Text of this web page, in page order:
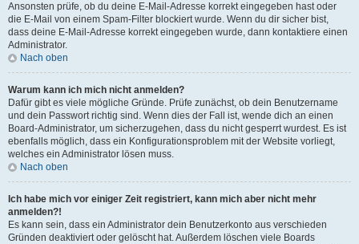
Ansonsten prüfe, ob du deine E-Mail-Adresse korrekt eingegeben hast oder
die E-Mail von einem Spam-Filter blockiert wurde. Wenn du dir sicher bist,
dass deine E-Mail-Adresse korrekt eingegeben wurde, dann kontaktiere einen
Administrator.
Nach oben
Warum kann ich mich nicht anmelden?
Dafür gibt es viele mögliche Gründe. Prüfe zunächst, ob dein Benutzername
und dein Passwort richtig sind. Wenn dies der Fall ist, wende dich an einen
Board-Administrator, um sicherzugehen, dass du nicht gesperrt wurdest. Es ist
ebenfalls möglich, dass ein Konfigurationsproblem mit der Website vorliegt,
welches ein Administrator lösen muss.
Nach oben
Ich habe mich vor einiger Zeit registriert, kann mich aber nicht mehr
anmelden?!
Es kann sein, dass ein Administrator dein Benutzerkonto aus verschieden
Gründen deaktiviert oder gelöscht hat. Außerdem löschen viele Boards